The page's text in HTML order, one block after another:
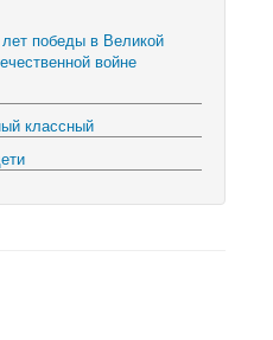
победы в Великой
войне
классный